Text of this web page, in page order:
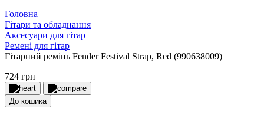
Головна
Гітари та обладнання
Аксесуари для гітар
Ремені для гітар
Гітарний ремінь Fender Festival Strap, Red (990638009)
724 грн
До кошика